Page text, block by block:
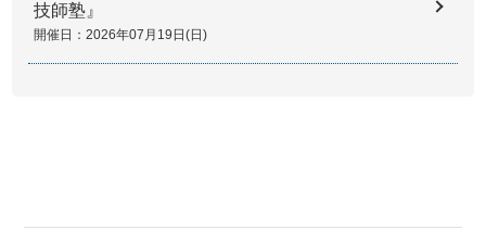
技師塾』
開催日：2026年07月19日(日)